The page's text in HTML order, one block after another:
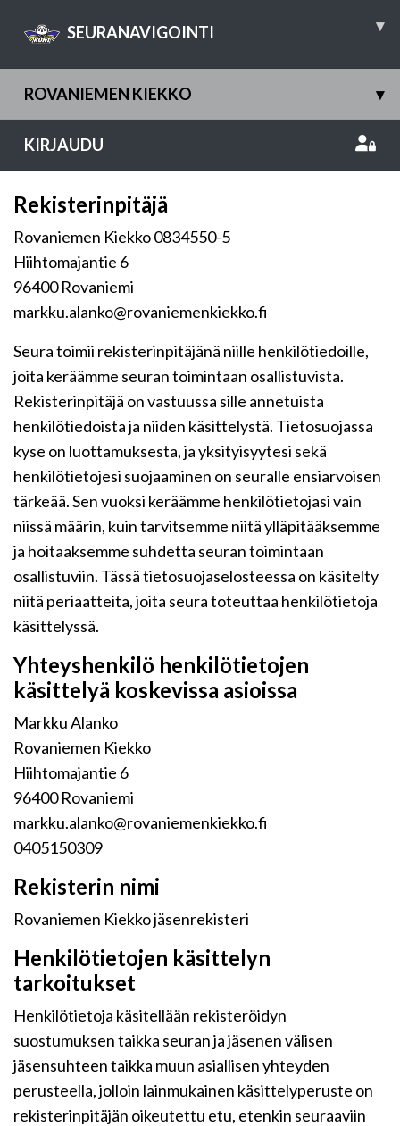
SEURANAVIGOINTI ▾
ROVANIEMEN KIEKKO ▾
KIRJAUDU
Rekisterinpitäjä
Rovaniemen Kiekko 0834550-5
Hiihtomajantie 6
96400 Rovaniemi
markku.alanko@rovaniemenkiekko.fi
Seura toimii rekisterinpitäjänä niille henkilötiedoille,
joita keräämme seuran toimintaan osallistuvista.
Rekisterinpitäjä on vastuussa sille annetuista
henkilötiedoista ja niiden käsittelystä. Tietosuojassa
kyse on luottamuksesta, ja yksityisyytesi sekä
henkilötietojesi suojaaminen on seuralle ensiarvoisen
tärkeää. Sen vuoksi keräämme henkilötietojasi vain
niissä määrin, kuin tarvitsemme niitä ylläpitääksemme
ja hoitaaksemme suhdetta seuran toimintaan
osallistuviin. Tässä tietosuojaselosteessa on käsitelty
niitä periaatteita, joita seura toteuttaa henkilötietoja
käsittelyssä.
Yhteyshenkilö henkilötietojen
käsittelyä koskevissa asioissa
Markku Alanko
Rovaniemen Kiekko
Hiihtomajantie 6
96400 Rovaniemi
markku.alanko@rovaniemenkiekko.fi
0405150309
Rekisterin nimi
Rovaniemen Kiekko jäsenrekisteri
Henkilötietojen käsittelyn
tarkoitukset
Henkilötietoja käsitellään rekisteröidyn
suostumuksen taikka seuran ja jäsenen välisen
jäsensuhteen taikka muun asiallisen yhteyden
perusteella, jolloin lainmukainen käsittelyperuste on
rekisterinpitäjän oikeutettu etu, etenkin seuraaviin